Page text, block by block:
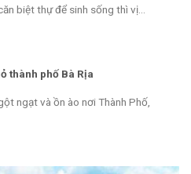
biệt thự để sinh sống thì vị...
thành phố Bà Rịa
ngạt và ồn ào nơi Thành Phố,